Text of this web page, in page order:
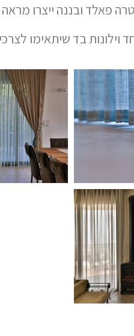
פאלד ובננה ייצרו
וילונות בד שיתאימו